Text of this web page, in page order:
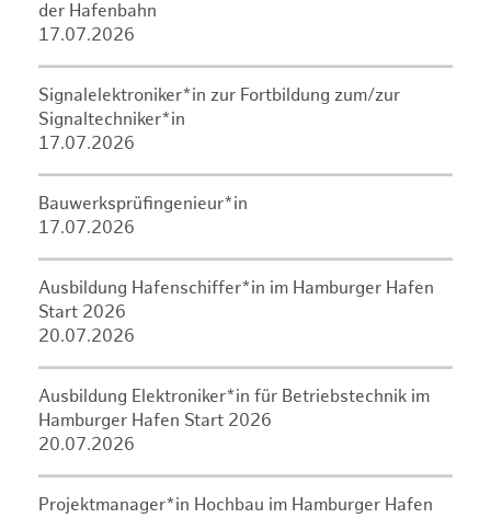
der Hafenbahn
17.07.2026
Signalelektroniker*in zur Fortbildung zum/zur
Signaltechniker*in
17.07.2026
Bauwerksprüfingenieur*in
17.07.2026
Ausbildung Hafenschiffer*in im Hamburger Hafen
Start 2026
20.07.2026
Ausbildung Elektroniker*in für Betriebstechnik im
Hamburger Hafen Start 2026
20.07.2026
Projektmanager*in Hochbau im Hamburger Hafen